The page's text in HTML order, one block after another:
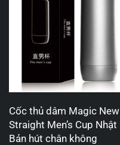
Cốc thủ dâm Magic New
Straight Men’s Cup Nhật
Bản hút chân không